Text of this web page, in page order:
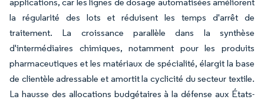
la régularité des lots et réduisent les temps d'arrêt de
traitement. La croissance parallèle dans la synthèse
d'intermédiaires chimiques, notamment pour les produits
pharmaceutiques et les matériaux de spécialité, élargit la base
de clientèle adressable et amortit la cyclicité du secteur textile.
La hausse des allocations budgétaires à la défense aux États-